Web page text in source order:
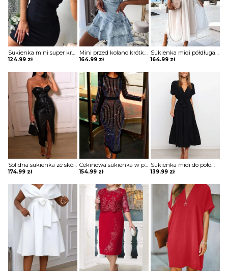
Sukienka mini super krótka obcisła w pasie dekolt V krótki rękaw wygodna młodzieżowa Joelynn
124.99 zł
Mini przed kolano krótka jednolita dekolt V głęboki falbany zamek krótki rękaw jeans błękitny sukienka Aneke
164.99 zł
Sukienka midi półdługa warstwowa z halką tiulowa zabudowa ze stójką półgolf bez rękawów koronka kwiaty wzory siateczka marszczona w pasie podkreślona talia elegancka wieczorowa Amsah
164.99 zł
Solidna sukienka ze skóry pu z rozcięciami Hilga
174.99 zł
Cekinowa sukienka w paski z długim rękawem Teryl
154.99 zł
Sukienka midi do połowy łydki na wyjście elegancka zwiewna rozkloszowana krótkie rękawy Altrud
139.99 zł